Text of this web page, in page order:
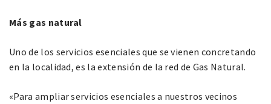
Más gas natural
Uno de los servicios esenciales que se vienen concretando
en la localidad, es la extensión de la red de Gas Natural.
«Para ampliar servicios esenciales a nuestros vecinos